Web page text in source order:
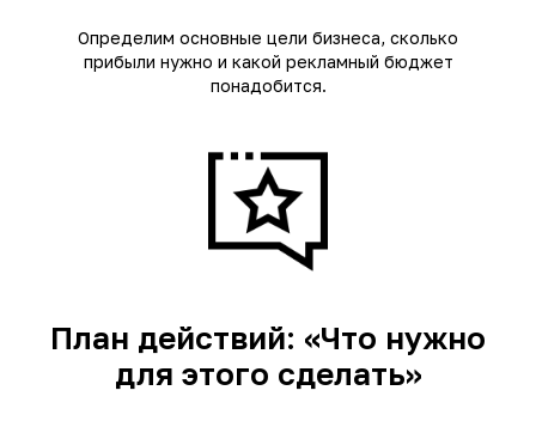
Определим основные цели бизнеса, сколько
прибыли нужно и какой рекламный бюджет
понадобится.
План действий: «Что нужно
для этого сделать»